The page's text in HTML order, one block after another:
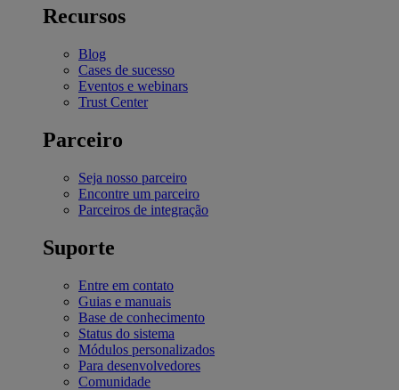
Recursos
Blog
Cases de sucesso
Eventos e webinars
Trust Center
Parceiro
Seja nosso parceiro
Encontre um parceiro
Parceiros de integração
Suporte
Entre em contato
Guias e manuais
Base de conhecimento
Status do sistema
Módulos personalizados
Para desenvolvedores
Comunidade